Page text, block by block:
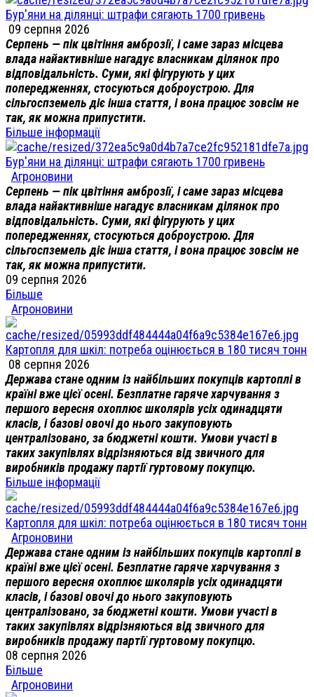
Бур'яни на ділянці: штрафи сягають 1700 гривень
09 серпня 2026
Серпень — пік цвітіння амброзії, і саме зараз місцева
влада найактивніше нагадує власникам ділянок про
відповідальність. Суми, які фігурують у цих
попередженнях, стосуються доброустрою. Для
сільгоспземель діє інша стаття, і вона працює зовсім не
так, як можна припустити.
Більше інформації
Бур'яни на ділянці: штрафи сягають 1700 гривень
Агроновини
Серпень — пік цвітіння амброзії, і саме зараз місцева
влада найактивніше нагадує власникам ділянок про
відповідальність. Суми, які фігурують у цих
попередженнях, стосуються доброустрою. Для
сільгоспземель діє інша стаття, і вона працює зовсім не
так, як можна припустити.
09 серпня 2026
Більше
Агроновини
Картопля для шкіл: потреба оцінюється в 180 тисяч тонн
08 серпня 2026
Держава стане одним із найбільших покупців картоплі в
країні вже цієї осені. Безплатне гаряче харчування з
першого вересня охоплює школярів усіх одинадцяти
класів, і базові овочі до нього закуповують
централізовано, за бюджетні кошти. Умови участі в
таких закупівлях відрізняються від звичного для
виробників продажу партії гуртовому покупцю.
Більше інформації
Картопля для шкіл: потреба оцінюється в 180 тисяч тонн
Агроновини
Держава стане одним із найбільших покупців картоплі в
країні вже цієї осені. Безплатне гаряче харчування з
першого вересня охоплює школярів усіх одинадцяти
класів, і базові овочі до нього закуповують
централізовано, за бюджетні кошти. Умови участі в
таких закупівлях відрізняються від звичного для
виробників продажу партії гуртовому покупцю.
08 серпня 2026
Більше
Агроновини